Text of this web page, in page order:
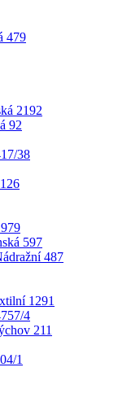
479
2192
92
38
597
487
1291
4
211
1